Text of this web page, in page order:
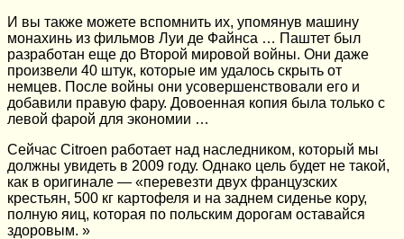
И вы также можете вспомнить их, упомянув машину
монахинь из фильмов Луи де Файнса … Паштет был
разработан еще до Второй мировой войны. Они даже
произвели 40 штук, которые им удалось скрыть от
немцев. После войны они усовершенствовали его и
добавили правую фару. Довоенная копия была только с
левой фарой для экономии …
Сейчас Citroen работает над наследником, который мы
должны увидеть в 2009 году. Однако цель будет не такой,
как в оригинале — «перевезти двух французских
крестьян, 500 кг картофеля и на заднем сиденье кору,
полную яиц, которая по польским дорогам оставайся
здоровым. »